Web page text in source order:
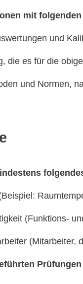
mit
und
die es für die
und Normen,
(Funktions-
(Mitarbeiter,
Prüfungen